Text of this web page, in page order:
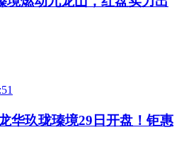
华玖珑瑧境29日开盘！钜惠